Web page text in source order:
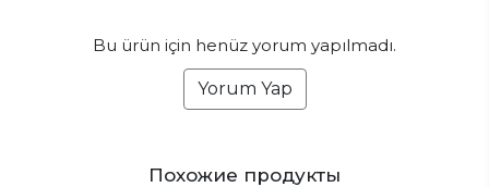
Bu ürün için henüz yorum yapılmadı.
Yorum Yap
Похожие продукты